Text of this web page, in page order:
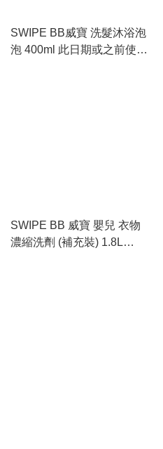
SWIPE BB威寶 洗髮沐浴泡
泡 400ml 此日期或之前使
SWIPE BB 威寶 嬰兒 衣物
濃縮洗劑 (補充裝) 1.8L